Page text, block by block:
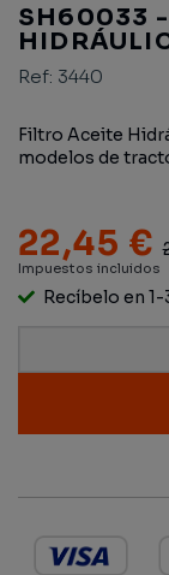
SH60033 -
Ref: 3440
Filtro Aceite
modelos de
22,45 €
Impuestos incluidos
Recíbelo en